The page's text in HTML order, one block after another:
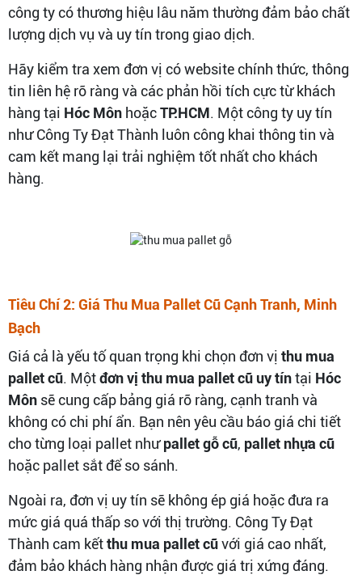
công ty có thương hiệu lâu năm thường đảm bảo chất
lượng dịch vụ và uy tín trong giao dịch.
Hãy kiểm tra xem đơn vị có website chính thức, thông
tin liên hệ rõ ràng và các phản hồi tích cực từ khách
hàng tại Hóc Môn hoặcTP.HCM. Một công ty uy tín
như Công Ty Đạt Thành luôn công khai thông tin và
cam kết mang lại trải nghiệm tốt nhất cho khách
hàng.
Tiêu Chí 2: Giá Thu Mua Pallet Cũ Cạnh Tranh, Minh
Bạch
Giá cả là yếu tố quan trọng khi chọn đơn vị thu mua
pallet cũ. Mộtđơn vị thu mua pallet cũ uy tíntại Hóc
Môn sẽ cung cấp bảng giá rõ ràng, cạnh tranh và
không có chi phí ẩn. Bạn nên yêu cầu báo giá chi tiết
cho từng loại pallet nhưpallet gỗ cũ, pallet nhựa cũ
hoặc pallet sắt để so sánh.
Ngoài ra, đơn vị uy tín sẽ không ép giá hoặc đưa ra
mức giá quá thấp so với thị trường. Công Ty Đạt
Thành cam kếtthu mua pallet cũvới giá cao nhất,
đảm bảo khách hàng nhận được giá trị xứng đáng.